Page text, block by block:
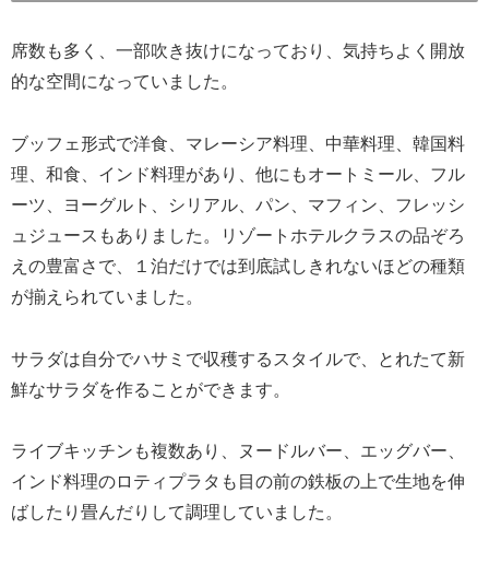
席数も多く、一部吹き抜けになっており、気持ちよく開放
的な空間になっていました。
ブッフェ形式で洋食、マレーシア料理、中華料理、韓国料
理、和食、インド料理があり、他にもオートミール、フル
ーツ、ヨーグルト、シリアル、パン、マフィン、フレッシ
ュジュースもありました。リゾートホテルクラスの品ぞろ
えの豊富さで、１泊だけでは到底試しきれないほどの種類
が揃えられていました。
サラダは自分でハサミで収穫するスタイルで、とれたて新
鮮なサラダを作ることができます。
ライブキッチンも複数あり、ヌードルバー、エッグバー、
インド料理のロティプラタも目の前の鉄板の上で生地を伸
ばしたり畳んだりして調理していました。